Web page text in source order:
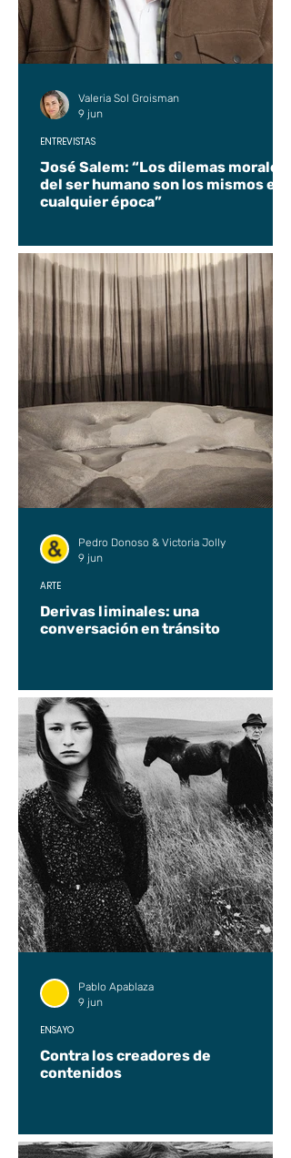
José Salem: “Los dilemas morales
del ser humano son los mismos en
cualquier época”
ENTREVISTAS
Valeria Sol Groisman
9 jun
Derivas liminales: una
conversación en tránsito
ARTE
Pedro Donoso & Victoria Jolly
9 jun
Contra los creadores de
contenidos
ENSAYO
Pablo Apablaza
9 jun